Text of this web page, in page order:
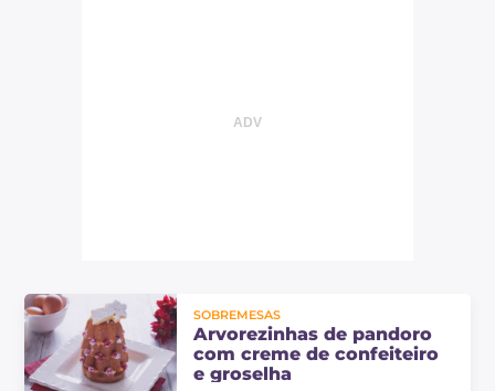
SOBREMESAS
Arvorezinhas de pandoro
com creme de confeiteiro
e groselha